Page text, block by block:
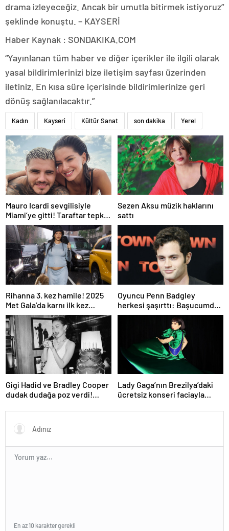
drama izleyeceğiz. Ancak bir umutla bitirmek istiyoruz”
şeklinde konuştu. – KAYSERİ
Haber Kaynak : SONDAKIKA.COM
“Yayınlanan tüm haber ve diğer içerikler ile ilgili olarak
yasal bildirimlerinizi bize iletişim sayfası üzerinden
iletiniz. En kısa süre içerisinde bildirimlerinize geri
dönüş sağlanılacaktır.”
Kadın Kayseri Kültür Sanat son dakika Yerel
Mauro Icardi sevgilisiyle
Miami’ye gitti! Taraftar tepki
gösterdi
Sezen Aksu müzik haklarını
sattı
Rihanna 3. kez hamile! 2025
Met Gala’da karnı ilk kez
görüntülendi
Oyuncu Penn Badgley
herkesi şaşırttı: Başucumda
Kur’an-ı Kerim var
Gigi Hadid ve Bradley Cooper
dudak dudağa poz verdi!
Lady Gaga’nın Brezilya’daki
ücretsiz konseri faciayla
En az 10 karakter gerekli